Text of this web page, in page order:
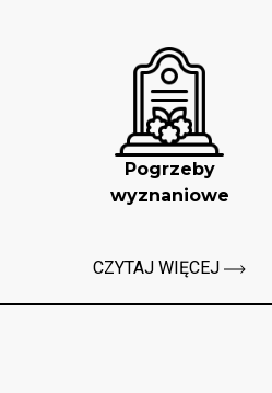
Pogrzeby
wyznaniowe
CZYTAJ WIĘCEJ